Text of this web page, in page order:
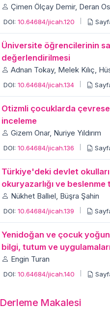
Çimen Ölçay Demir, Deran
DOI: 10.64684/jicah.120
Üniversite öğrencilerinin
değerlendirilmesi
Adnan Tokay, Melek Kılıç,
DOI: 10.64684/jicah.134
Otizmli çocuklarda
inceleme
Gizem Onar, Nuriye Yıldırım
DOI: 10.64684/jicah.136
Türkiye'deki devlet
okuryazarlığı ve beslenme
Nükhet Ballıel, Büşra Şahin
DOI: 10.64684/jicah.139
Yenidoğan ve çocuk yoğun
bilgi, tutum ve
Engin Turan
DOI: 10.64684/jicah.140
Derleme Makalesi